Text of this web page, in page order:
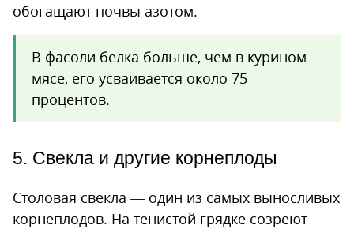
обогащают почвы азотом.
В фасоли белка больше, чем в курином
мясе, его усваивается около 75
процентов.
5. Свекла и другие корнеплоды
Столовая свекла — один из самых выносливых
корнеплодов. На тенистой грядке созреют